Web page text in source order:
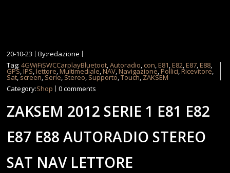
20-10-23
By:redazione
Tag:4GWiFiSWCCarplayBluetoot,Autoradio, con,E81,E82,E87,E88,
GPS,IPS,lettore,Multimediale,NAV,Navigazione,Pollici,Ricevitore,
Sat,screen, Serie, Stereo, Supporto,Touch, ZAKSEM
Category:Shop 0 comments
ZAKSEM 2012 SERIE 1 E81 E82
E87 E88 AUTORADIO STEREO
SAT NAV LETTORE